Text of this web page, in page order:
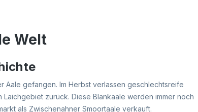
Welt
Aale gefangen. Im Herbst verlassen geschlechtsreife
zurück. Diese Blankaale werden immer noch
als Zwischenahner Smoortaale verkauft.